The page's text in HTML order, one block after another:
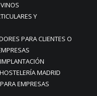
Y
PARA CLIENTES O
MADRID
EMPRESAS